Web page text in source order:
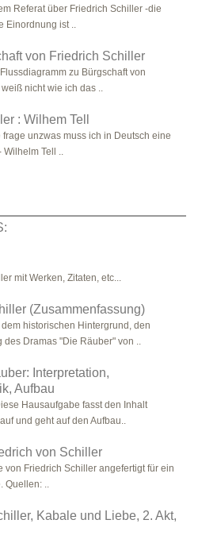
Referat über Friedrich Schiller -die
Einordnung ist ..
von Friedrich Schiller
zu Bürgschaft von
nicht wie ich das ..
: Wilhem Tell
unzwas muss ich in Deutsch eine
Wilhelm Tell ..
mit Werken, Zitaten, etc...
(Zusammenfassung)
historischen Hintergrund, den
Dramas "Die Räuber" von ..
Interpretation,
Aufbau
Hausaufgabe fasst den Inhalt
und geht auf den Aufbau..
von Schiller
von Friedrich Schiller angefertigt für ein
Quellen: ..
Kabale und Liebe, 2. Akt,